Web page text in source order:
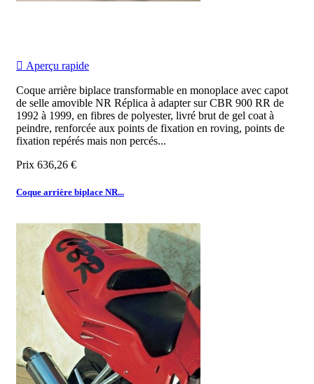
 Aperçu rapide
Coque arrière biplace transformable en monoplace avec capot
de selle amovible NR Réplica à adapter sur CBR 900 RR de
1992 à 1999, en fibres de polyester, livré brut de gel coat à
peindre, renforcée aux points de fixation en roving, points de
fixation repérés mais non percés...
Prix 636,26 €
Coque arrière biplace NR...